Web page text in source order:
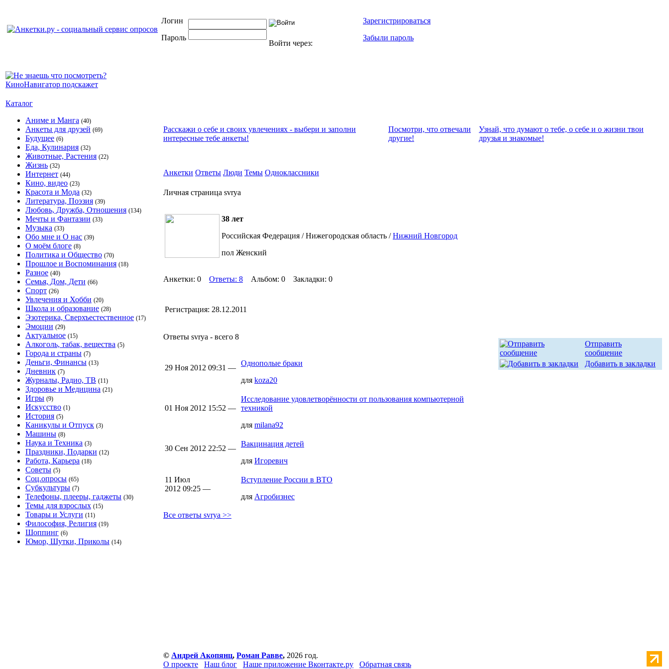
Логин
Пароль
Войти через:
Зарегистрироваться
Забыли пароль
Каталог
Аниме и Манга (40)
Анкеты для друзей (69)
Будущее (6)
Еда, Кулинария (32)
Животные, Растения (22)
Жизнь (32)
Интернет (44)
Кино, видео (23)
Красота и Мода (32)
Литература, Поэзия (39)
Любовь, Дружба, Отношения (134)
Мечты и Фантазии (33)
Музыка (33)
Обо мне и О нас (39)
О моём блоге (8)
Политика и Общество (70)
Прошлое и Воспоминания (18)
Разное (40)
Семья, Дом, Дети (66)
Спорт (26)
Увлечения и Хобби (20)
Школа и образование (28)
Эзотерика, Сверхъестественное (17)
Эмоции (29)
Актуальное (15)
Алкоголь, табак, вещества (5)
Города и страны (7)
Деньги, Финансы (13)
Дневник (7)
Журналы, Радио, ТВ (11)
Здоровье и Медицина (21)
Игры (9)
Искусство (1)
История (5)
Каникулы и Отпуск (3)
Машины (8)
Наука и Техника (3)
Праздники, Подарки (12)
Работа, Карьера (18)
Советы (5)
Соц.опросы (65)
Субкультуры (7)
Телефоны, плееры, гаджеты (30)
Темы для взрослых (15)
Товары и Услуги (11)
Философия, Религия (19)
Шоппинг (6)
Юмор, Шутки, Приколы (14)
Расскажи о себе и своих увлечениях - выбери и заполни
интересные тебе анкеты!
Посмотри, что отвeчали
другие!
Узнай, что думают о тебе, о себе и о жизни твои
друзья и знакомые!
Анкетки Ответы Люди Темы Одноклассники
Личная страница svrya
38 лет
Российская Федерация / Нижегородская область /Нижний Новгород
пол Женский
Анкетки: 0 Ответы: 8 Альбом: 0 Закладки: 0
Регистрация: 28.12.2011
Ответы svrya - всего 8
29 Ноя 2012 09:31 —
Однополые браки
для koza20
01 Ноя 2012 15:52 —
Исследование удовлетворённости от пользования компьютерной
техникой
для milana92
30 Сен 2012 22:52 —
Вакцинация детей
для Игоревич
11 Июл
2012 09:25 —
Вступление России в ВТО
для Агробизнес
Все ответы svrya >>
Отправить
сообщение
Добавить в закладки
© Андрей Акопянц, Роман Равве, 2026 год.
О проекте
Наш блог Наше приложение Вконтакте.ру Обратная связь